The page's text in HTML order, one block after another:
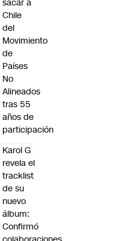
sacar a
Chile
del
Movimiento
de
Países
No
Alineados
tras 55
años de
participación
Karol G
revela el
tracklist
de su
nuevo
álbum:
Confirmó